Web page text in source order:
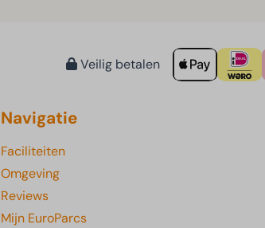
Veilig betalen
Navigatie
Faciliteiten
Omgeving
Reviews
Mijn EuroParcs